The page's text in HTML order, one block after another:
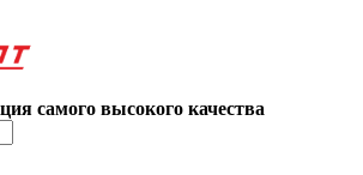
самого высокого качества